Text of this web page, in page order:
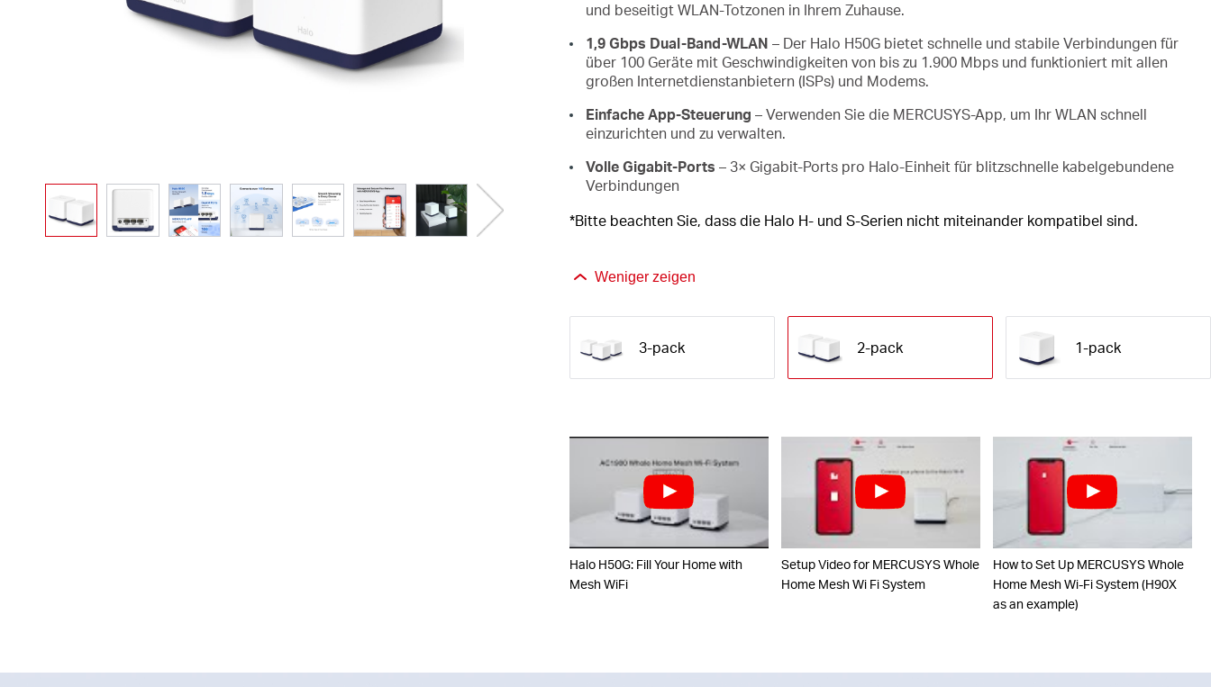
und beseitigt WLAN-Totzonen in Ihrem Zuhause.
1,9 Gbps Dual-Band-WLAN – Der Halo H50G bietet schnelle und stabile Verbindungen für
über 100 Geräte mit Geschwindigkeiten von bis zu 1.900 Mbps und funktioniert mit allen
großen Internetdienstanbietern (ISPs) und Modems.
Einfache App-Steuerung – Verwenden Sie die MERCUSYS-App, um Ihr WLAN schnell
einzurichten und zu verwalten.
Volle Gigabit-Ports – 3× Gigabit-Ports pro Halo-Einheit für blitzschnelle kabelgebundene
Verbindungen
*Bitte beachten Sie, dass die Halo H- und S-Serien nicht miteinander kompatibel sind.
Weniger zeigen
3-pack 2-pack 1-pack
Halo H50G: Fill Your Home with
Mesh WiFi
Setup Video for MERCUSYS Whole
Home Mesh Wi Fi System
How to Set Up MERCUSYS Whole
Home Mesh Wi-Fi System (H90X
as an example)